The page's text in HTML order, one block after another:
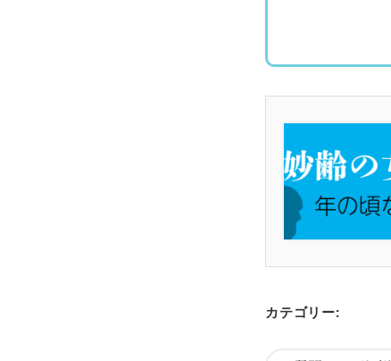
カテゴリー: